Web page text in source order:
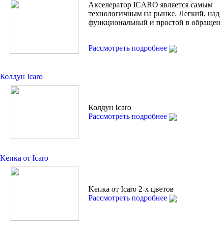
Акселератор ICARO является самым
технологичным на рынке. Легкий,
функциональный и простой в
Рассмотреть подробнее
Колдун Icaro
Колдун Icaro
Рассмотреть подробнее
Kепкa от Icaro
Kепкa от Icaro 2-х цветов
Рассмотреть подробнее